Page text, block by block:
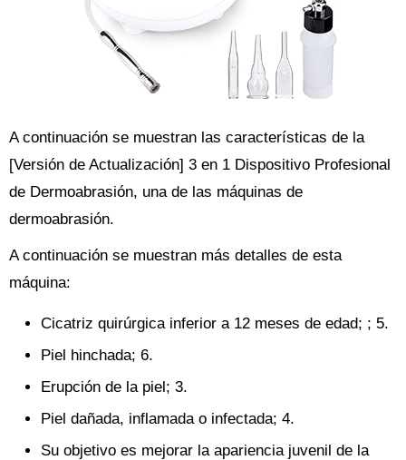
A continuación se muestran las características de la
[Versión de Actualización] 3 en 1 Dispositivo Profesional
de Dermoabrasión, una de las máquinas de
dermoabrasión.
A continuación se muestran más detalles de esta
máquina:
Cicatriz quirúrgica inferior a 12 meses de edad; ; 5.
Piel hinchada; 6.
Erupción de la piel; 3.
Piel dañada, inflamada o infectada; 4.
Su objetivo es mejorar la apariencia juvenil de la